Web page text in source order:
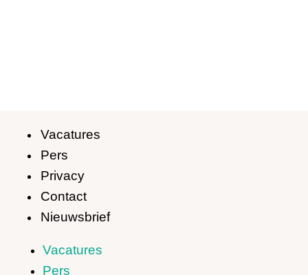
Vacatures
Pers
Privacy
Contact
Nieuwsbrief
Vacatures
Pers